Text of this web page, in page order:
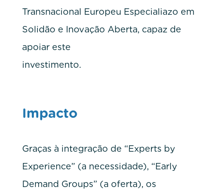
Transnacional Europeu Especialiazo em
Solidão e Inovação Aberta, capaz de
apoiar este
investimento.
Impacto
Graças à integração de “Experts by
Experience” (a necessidade), “Early
Demand Groups” (a oferta), os